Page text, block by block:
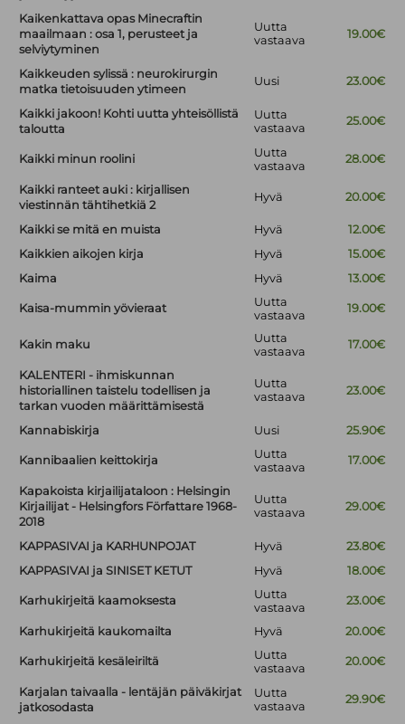
Kaikenkattava opas Minecraftin
maailmaan : osa 1, perusteet ja
selviytyminen
Uutta
vastaava
19.00€
Kaikkeuden sylissä : neurokirurgin
matka tietoisuuden ytimeen
Uusi 23.00€
Kaikki jakoon! Kohti uutta yhteisöllistä
taloutta
Uutta
vastaava
25.00€
Kaikki minun roolini
Uutta
vastaava
28.00€
Kaikki ranteet auki : kirjallisen
viestinnän tähtihetkiä 2
Hyvä 20.00€
Kaikki se mitä en muista Hyvä
12.00€
Kaikkien aikojen kirja
Hyvä
15.00€
Kaima
Hyvä 13.00€
Kaisa-mummin yövieraat
Uutta
vastaava
19.00€
Kakin maku
Uutta
vastaava
17.00€
KALENTERI - ihmiskunnan
historiallinen taistelu todellisen ja
tarkan vuoden määrittämisestä
Uutta
vastaava
23.00€
Kannabiskirja Uusi 25.90€
Kannibaalien keittokirja
Uutta
vastaava
17.00€
Kapakoista kirjailijataloon : Helsingin
Kirjailijat - Helsingfors Författare 1968-
2018
Uutta
vastaava
29.00€
KAPPASIVAI ja KARHUNPOJAT Hyvä
23.80€
KAPPASIVAI ja SINISET KETUT
Hyvä 18.00€
Karhukirjeitä kaamoksesta
Uutta
vastaava
23.00€
Karhukirjeitä kaukomailta Hyvä 20.00€
Karhukirjeitä kesäleiriltä
Uutta
vastaava
20.00€
Karjalan taivaalla - lentäjän päiväkirjat
jatkosodasta
Uutta
vastaava
29.90€